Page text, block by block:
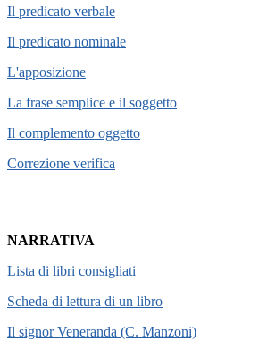
Il predicato verbale
Il predicato nominale
L'apposizione
La frase semplice e il soggetto
Il complemento oggetto
Correzione verifica
NARRATIVA
Lista di libri consigliati
Scheda di lettura di un libro
Il signor Veneranda (C. Manzoni)